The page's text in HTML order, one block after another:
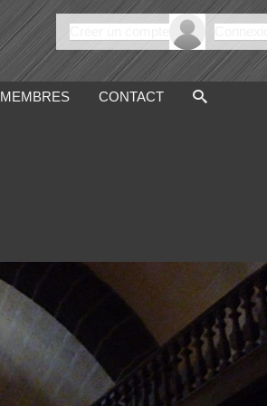
MEMBRES CONTACT